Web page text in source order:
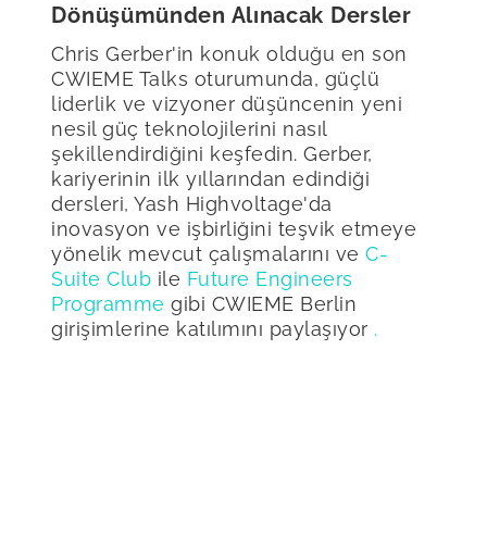
Dönüşümünden Alınacak Dersler
Chris Gerber'in konuk olduğu en son
CWIEME Talks oturumunda, güçlü
liderlik ve vizyoner düşüncenin yeni
nesil güç teknolojilerini nasıl
şekillendirdiğini keşfedin. Gerber,
kariyerinin ilk yıllarından edindiği
dersleri, Yash Highvoltage'da
inovasyon ve işbirliğini teşvik etmeye
yönelik mevcut çalışmalarını veC-
Suite Club ile Future Engineers
Programme gibi CWIEME Berlin
girişimlerine katılımını paylaşıyor .